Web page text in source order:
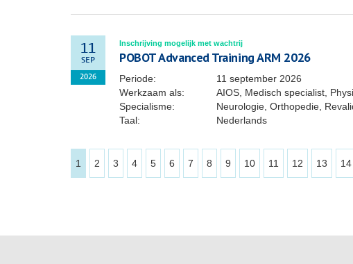
11
SEP
2026
Inschrijving mogelijk met wachtrij
POBOT Advanced Training ARM 2026
Periode:
11 september 2026
Werkzaam als:
AIOS, Medisch specialist,
Specialisme:
Neurologie, Orthopedie,
Taal:
Nederlands
1 2 3 4 5 6 7 8 9 10 11 12 13 14